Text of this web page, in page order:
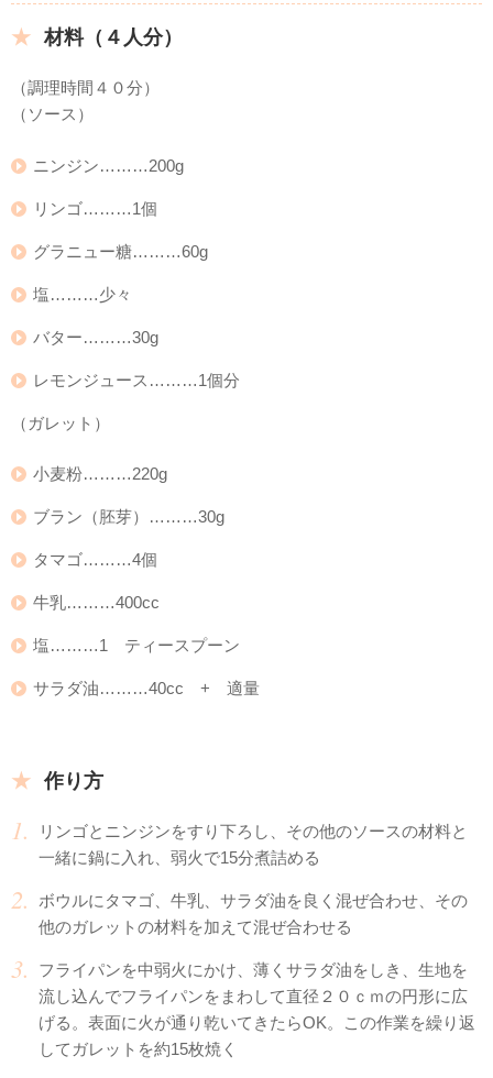
材料（４人分）
（調理時間４０分）
（ソース）
ニンジン………200g
リンゴ………1個
グラニュー糖………60g
塩………少々
バター………30g
レモンジュース………1個分
（ガレット）
小麦粉………220g
ブラン（胚芽）………30g
タマゴ………4個
牛乳………400cc
塩………1 ティースプーン
サラダ油………40cc + 適量
作り方
リンゴとニンジンをすり下ろし、その他のソースの材料と
一緒に鍋に入れ、弱火で15分煮詰める
ボウルにタマゴ、牛乳、サラダ油を良く混ぜ合わせ、その
他のガレットの材料を加えて混ぜ合わせる
フライパンを中弱火にかけ、薄くサラダ油をしき、生地を
流し込んでフライパンをまわして直径２０ｃｍの円形に広
げる。表面に火が通り乾いてきたらOK。この作業を繰り返
してガレットを約15枚焼く